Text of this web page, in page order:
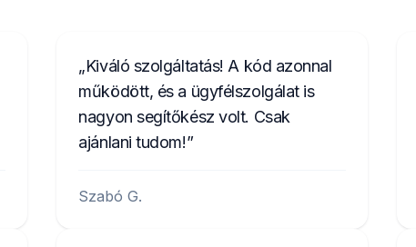
Kiváló szolgáltatás! A kód azonnal
működött, és a ügyfélszolgálat is
nagyon segítőkész volt. Csak
ajánlani tudom!
Szabó G.